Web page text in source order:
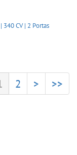
CV | 2 Portas
2 > >>